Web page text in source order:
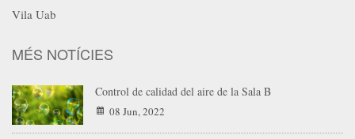
Vila Uab
MÉS NOTÍCIES
Control de calidad del aire de la Sala B
08 Jun, 2022